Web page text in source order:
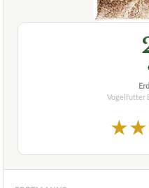
Vogelfutter
★
Vogelfutter